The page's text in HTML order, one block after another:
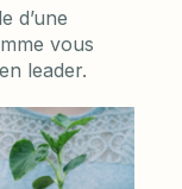
d’une
vous
leader.